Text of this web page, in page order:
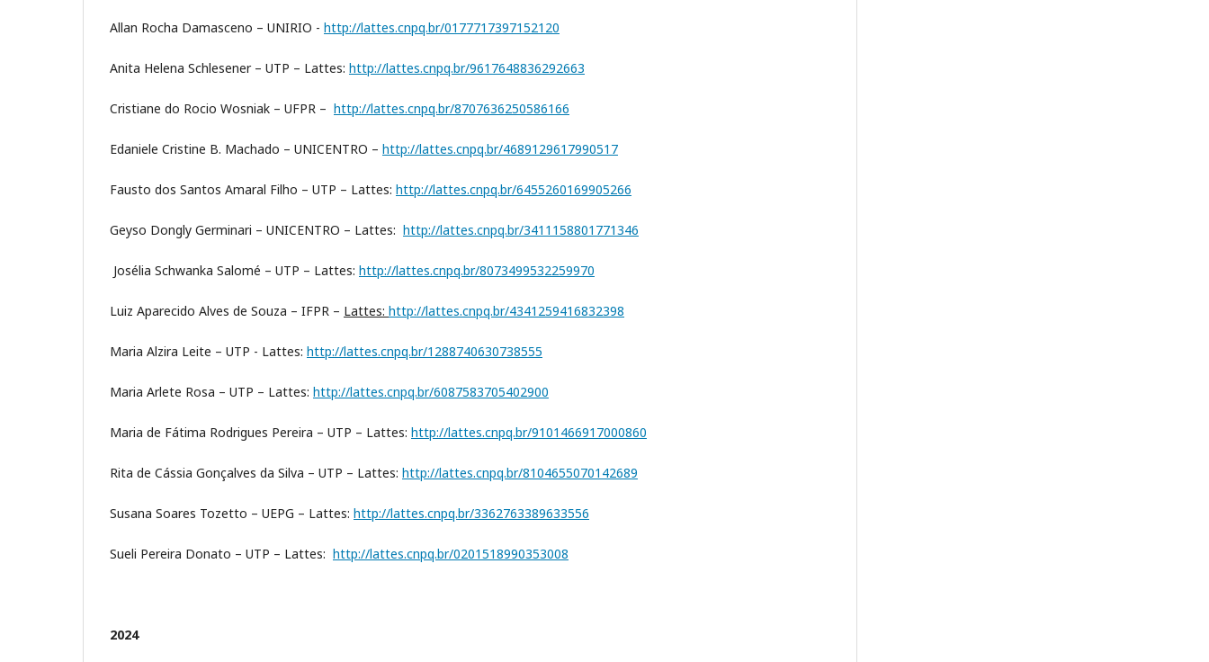
Allan Rocha Damasceno – UNIRIO - http://lattes.cnpq.br/0177717397152120
Anita Helena Schlesener – UTP – Lattes: http://lattes.cnpq.br/9617648836292663
Cristiane do Rocio Wosniak – UFPR – http://lattes.cnpq.br/8707636250586166
Edaniele Cristine B. Machado – UNICENTRO – http://lattes.cnpq.br/4689129617990517
Fausto dos Santos Amaral Filho – UTP – Lattes: http://lattes.cnpq.br/6455260169905266
Geyso Dongly Germinari – UNICENTRO – Lattes: http://lattes.cnpq.br/3411158801771346
Josélia Schwanka Salomé – UTP – Lattes: http://lattes.cnpq.br/8073499532259970
Luiz Aparecido Alves de Souza – IFPR – Lattes: http://lattes.cnpq.br/4341259416832398
Maria Alzira Leite – UTP - Lattes: http://lattes.cnpq.br/1288740630738555
Maria Arlete Rosa – UTP – Lattes: http://lattes.cnpq.br/6087583705402900
Maria de Fátima Rodrigues Pereira – UTP – Lattes: http://lattes.cnpq.br/9101466917000860
Rita de Cássia Gonçalves da Silva – UTP – Lattes: http://lattes.cnpq.br/8104655070142689
Susana Soares Tozetto – UEPG – Lattes: http://lattes.cnpq.br/3362763389633556
Sueli Pereira Donato – UTP – Lattes: http://lattes.cnpq.br/0201518990353008
2024